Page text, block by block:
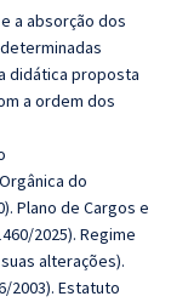
a absorção dos
didática proposta
a ordem dos
do
Plano de Cargos e
2025). Regime
alterações).
2003). Estatuto